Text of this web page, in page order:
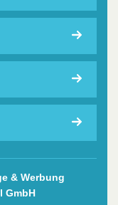
GmbH
& Werbung